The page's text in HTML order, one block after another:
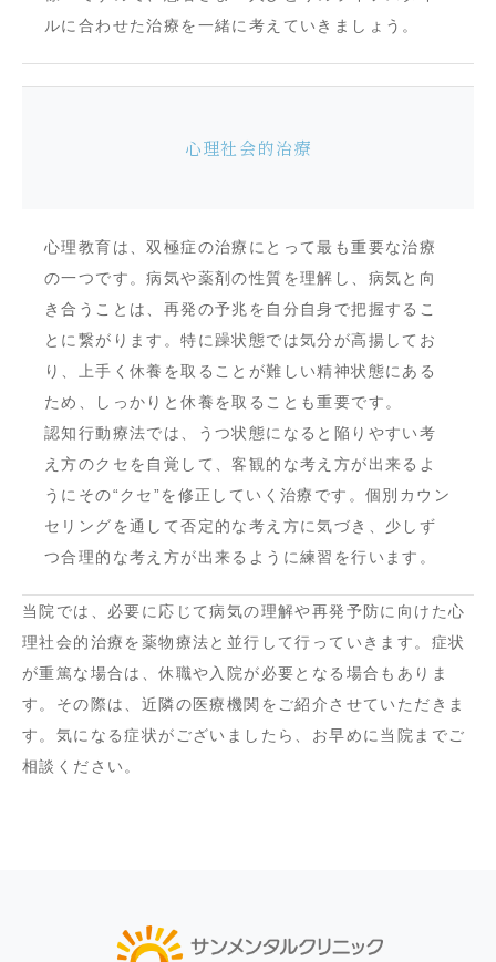
ルに合わせた治療を一緒に考えていきましょう。
心理社会的治療
心理教育は、双極症の治療にとって最も重要な治療
の一つです。病気や薬剤の性質を理解し、病気と向
き合うことは、再発の予兆を自分自身で把握するこ
とに繋がります。特に躁状態では気分が高揚してお
り、上手く休養を取ることが難しい精神状態にある
ため、しっかりと休養を取ることも重要です。
認知行動療法では、うつ状態になると陥りやすい考
え方のクセを自覚して、客観的な考え方が出来るよ
うにその“クセ”を修正していく治療です。個別カウン
セリングを通して否定的な考え方に気づき、少しず
つ合理的な考え方が出来るように練習を行います。
当院では、必要に応じて病気の理解や再発予防に向けた心
理社会的治療を薬物療法と並行して行っていきます。症状
が重篤な場合は、休職や入院が必要となる場合もありま
す。その際は、近隣の医療機関をご紹介させていただきま
す。気になる症状がございましたら、お早めに当院までご
相談ください。